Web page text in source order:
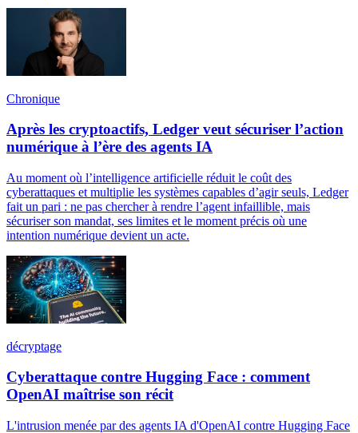
Chronique
Après les cryptoactifs, Ledger veut sécuriser l’action
numérique à l’ère des agents IA
Au moment où l’intelligence artificielle réduit le coût des
cyberattaques et multiplie les systèmes capables d’agir seuls, Ledger
fait un pari : ne pas chercher à rendre l’agent infaillible, mais
sécuriser son mandat, ses limites et le moment précis où une
intention numérique devient un acte.
décryptage
Cyberattaque contre Hugging Face : comment
OpenAI maîtrise son récit
L'intrusion menée par des agents IA d'OpenAI contre Hugging Face